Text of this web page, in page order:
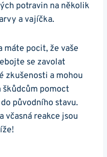
potravin na několik
a ​vajíčka.
máte pocit, že vaše
se zavolat
zkušenosti a mohou
pomoct
původního stavu.
včasná reakce jsou